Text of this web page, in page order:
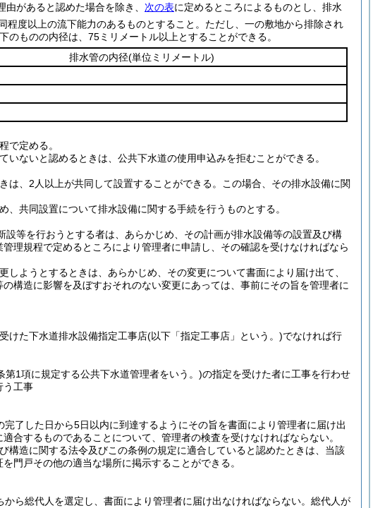
があると認めた場合を除き、 次の表に定めるところによるものとし、排水
程度以上の流下能力のあるものとすること。 ただし、一の敷地から排除され
ものの内径は、75ミリメートル以上とすることができる。
排水管の内径(単位ミリメートル)
で定める。
いないと認めるときは、公共下水道の使用申込みを拒むことができる。
、2人以上が共同して設置することができる。
この場合、その排水設備に関
共同設置について排水設備に関する手続を行うものとする。
設等を行おうとする者は、あらかじめ、その計画が排水設備等の設置及び構
理規程で定めるところにより管理者に申請し、その確認を受けなければなら
ようとするときは、あらかじめ、その変更について書面により届け出て、
の構造に影響を及ぼすおそれのない変更にあっては、事前にその旨を管理者に
けた下水道排水設備指定工事店(以下「指定工事店」という。)でなければ行
第1項に規定する公共下水道管理者をいう。)の指定を受けた者に工事を行わせ
う工事
了した日から5日以内に到達するようにその旨を書面により管理者に届け出
合するものであることについて、管理者の検査を受けなければならない。
構造に関する法令及びこの条例の規定に適合していると認めたときは、当該
門戸その他の適当な場所に掲示することができる。
ら総代人を選定し、書面により管理者に届け出なければならない。 総代人が